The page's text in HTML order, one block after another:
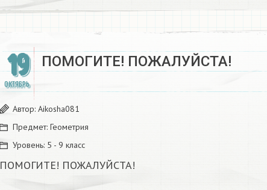
19
ОКТЯБРЬ
ПОМОГИТЕ! ПОЖАЛУЙСТА!
Автор: Aikosha081
Предмет: Геометрия
Уровень: 5 - 9 класс
ПОМОГИТЕ! ПОЖАЛУЙСТА!